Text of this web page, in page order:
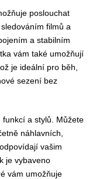
poslouchat
filmů a
a stabilním
vám také umožňují
je ideální pro běh,
sezení bez
funkcí a stylů. Můžete
náhlavních,
vašim
je vybaveno
vám umožňuje